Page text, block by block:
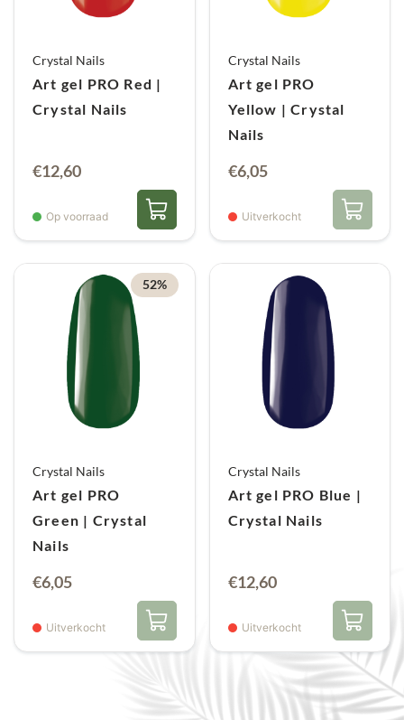
Crystal Nails
Art gel PRO Red |
Crystal Nails
€12,60
Op voorraad
Crystal Nails
Art gel PRO
Yellow | Crystal
Nails
Oorspronkelijke
was:
€12,60.
€6,05Huidige
is:
€6,05.
Uitverkocht
52%
Crystal Nails
Art gel PRO
Green | Crystal
Nails
Oorspronkelijke
was:
€12,60.
€6,05
is:
€6,05.
Uitverkocht
Crystal Nails
Art gel PRO Blue |
Crystal Nails
€12,60
Uitverkocht